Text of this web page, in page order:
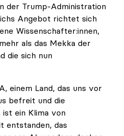
der Trump-Administration
Angebot richtet sich
Wissenschafter:innen,
als das Mekka der
die sich nun
einem Land, das uns vor
befreit und die
ein Klima von
entstanden, das